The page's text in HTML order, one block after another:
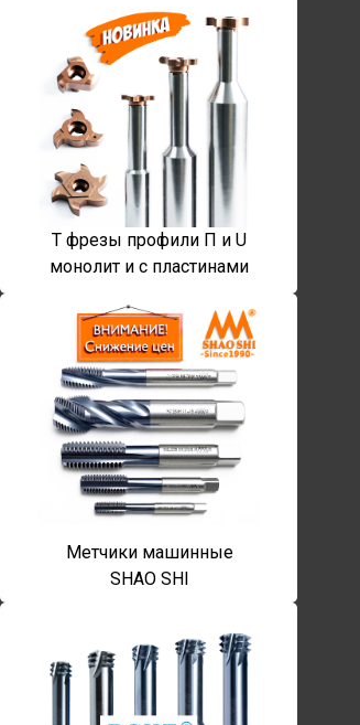
T фрезы профили П и U
монолит и с пластинами
Метчики машинные
SHAO SHI